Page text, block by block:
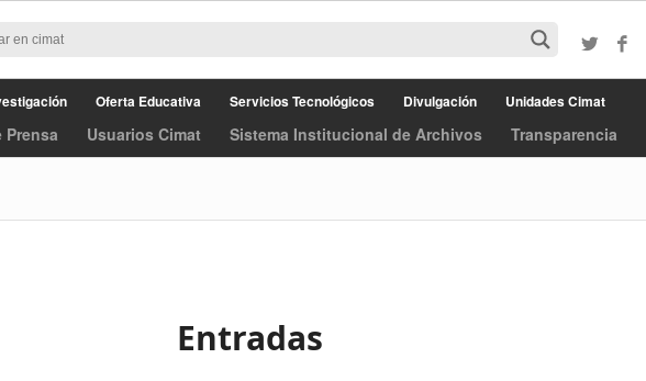
Oferta Educativa Servicios Tecnológicos Divulgación Unidades Cimat
Prensa Usuarios Cimat Sistema Institucional de Archivos Transparencia
Entradas